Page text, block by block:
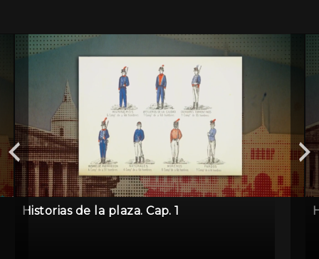
Historias de la plaza. Cap. 1